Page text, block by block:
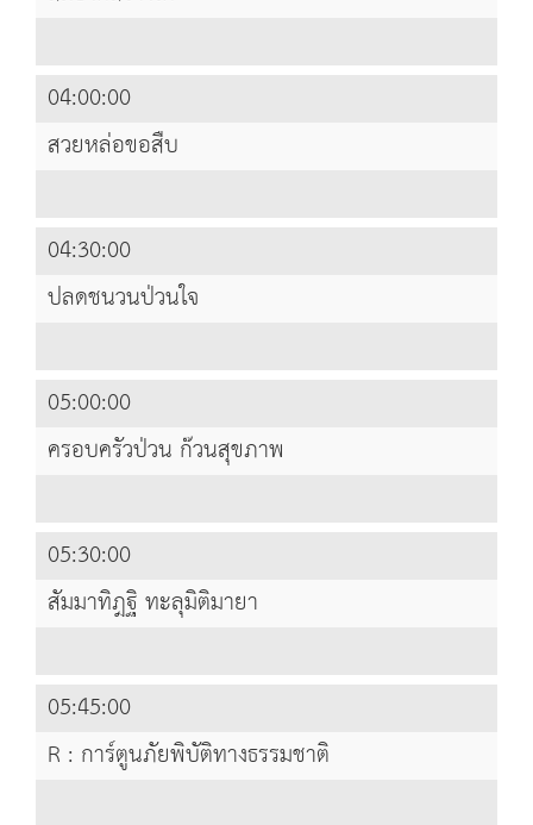
04:00:00
สวยหล่อขอสืบ
04:30:00
ปลดชนวนป่วนใจ
05:00:00
ครอบครัวป่วน ก๊วนสุขภาพ
05:30:00
สัมมาทิฎฐิ ทะลุมิติมายา
05:45:00
R : การ์ตูนภัยพิบัติทางธรรมชาติ